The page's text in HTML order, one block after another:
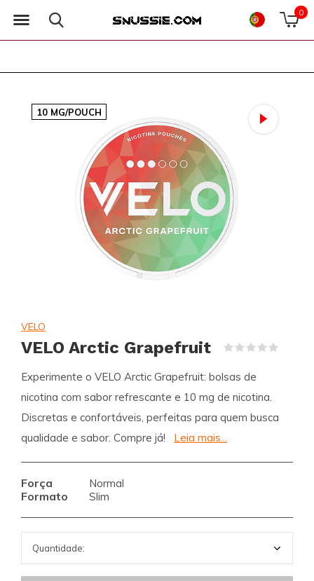
0
10 MG/POUCH
VELO
VELO Arctic Grapefruit
Experimente o VELO Arctic Grapefruit: bolsas de
nicotina com sabor refrescante e 10 mg de nicotina.
Discretas e confortáveis, perfeitas para quem busca
qualidade e sabor. Compre já!
Leia mais...
Força Normal
Formato Slim